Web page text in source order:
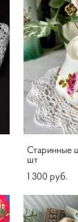
Старинные
шт
1 300 pуб.